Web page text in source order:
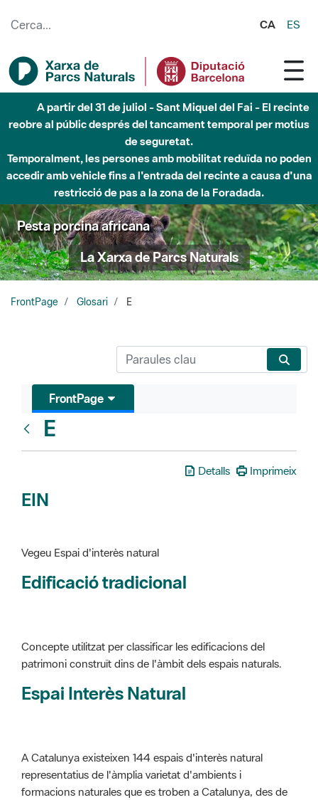
CA ES
A partir del 31 de juliol - Sant Miquel del Fai - El recinte
reobre al públic després del tancament temporal per motius
de seguretat.
Temporalment, les persones amb mobilitat reduïda no poden
accedir amb vehicle fins a l'entrada del recinte a causa d'una
restricció de pas a la zona de la Foradada.
Pesta porcina africana
La Xarxa de Parcs Naturals
FrontPage Glosari E
FrontPage
E
Detalls Imprimeix
EIN
Vegeu Espai d'interès natural
Edificació tradicional
Concepte utilitzat per classificar les edificacions del
patrimoni construït dins de l'àmbit dels espais naturals.
Espai Interès Natural
A Catalunya existeixen 144 espais d'interès natural
representatius de l'àmplia varietat d'ambients i
formacions naturales que es troben a Catalunya, des de